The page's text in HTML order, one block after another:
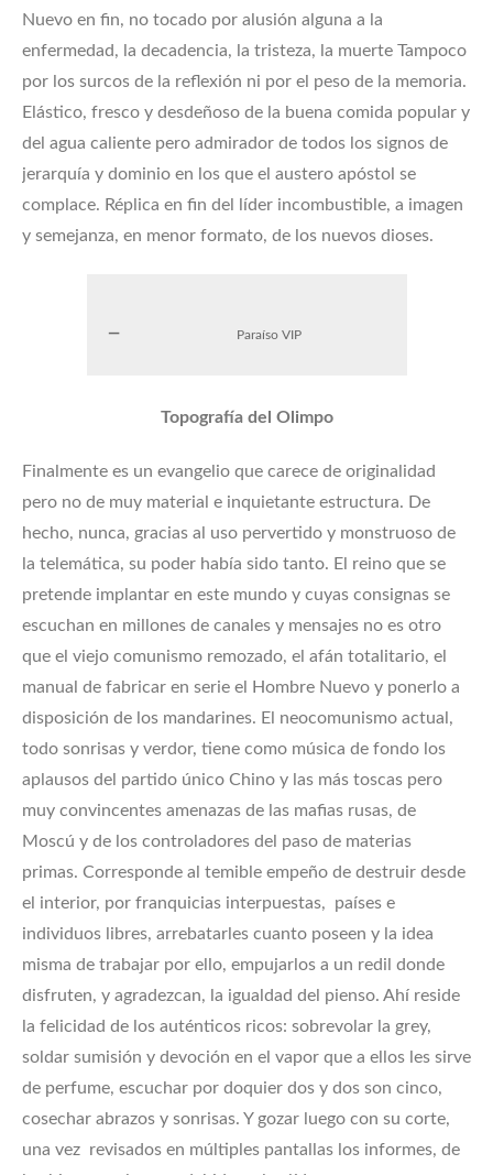
Nuevo en fin, no tocado por alusión alguna a la
enfermedad, la decadencia, la tristeza, la muerte Tampoco
por los surcos de la reflexión ni por el peso de la memoria.
Elástico, fresco y desdeñoso de la buena comida popular y
del agua caliente pero admirador de todos los signos de
jerarquía y dominio en los que el austero apóstol se
complace. Réplica en fin del líder incombustible, a imagen
y semejanza, en menor formato, de los nuevos dioses.
Paraíso VIP
Topografía del Olimpo
Finalmente es un evangelio que carece de originalidad
pero no de muy material e inquietante estructura. De
hecho, nunca, gracias al uso pervertido y monstruoso de
la telemática, su poder había sido tanto. El reino que se
pretende implantar en este mundo y cuyas consignas se
escuchan en millones de canales y mensajes no es otro
que el viejo comunismo remozado, el afán totalitario, el
manual de fabricar en serie el Hombre Nuevo y ponerlo a
disposición de los mandarines. El neocomunismo actual,
todo sonrisas y verdor, tiene como música de fondo los
aplausos del partido único Chino y las más toscas pero
muy convincentes amenazas de las mafias rusas, de
Moscú y de los controladores del paso de materias
primas. Corresponde al temible empeño de destruir desde
el interior, por franquicias interpuestas, países e
individuos libres, arrebatarles cuanto poseen y la idea
misma de trabajar por ello, empujarlos a un redil donde
disfruten, y agradezcan, la igualdad del pienso. Ahí reside
la felicidad de los auténticos ricos: sobrevolar la grey,
soldar sumisión y devoción en el vapor que a ellos les sirve
de perfume, escuchar por doquier dos y dos son cinco,
cosechar abrazos y sonrisas. Y gozar luego con su corte,
una vez revisados en múltiples pantallas los informes, de